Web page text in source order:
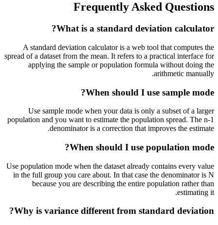
Frequently Asked Questions
What is a standard deviation calculator?
A standard deviation calculator is a web tool that computes the
spread of a dataset from the mean. It refers to a practical interface for
applying the sample or population formula without doing the
arithmetic manually.
When should I use sample mode?
Use sample mode when your data is only a subset of a larger
population and you want to estimate the population spread. The n-1
denominator is a correction that improves the estimate.
When should I use population mode?
Use population mode when the dataset already contains every value
in the full group you care about. In that case the denominator is N
because you are describing the entire population rather than
estimating it.
Why is variance different from standard deviation?